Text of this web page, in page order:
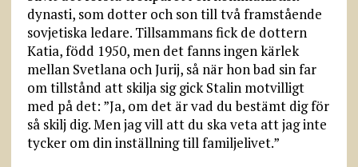
dynasti, som dotter och son till två framstående
sovjetiska ledare. Tillsammans fick de dottern
Katia, född 1950, men det fanns ingen kärlek
mellan Svetlana och Jurij, så när hon bad sin far
om tillstånd att skilja sig gick Stalin motvilligt
med på det: ”Ja, om det är vad du bestämt dig för
så skilj dig. Men jag vill att du ska veta att jag inte
tycker om din inställning till familjelivet.”